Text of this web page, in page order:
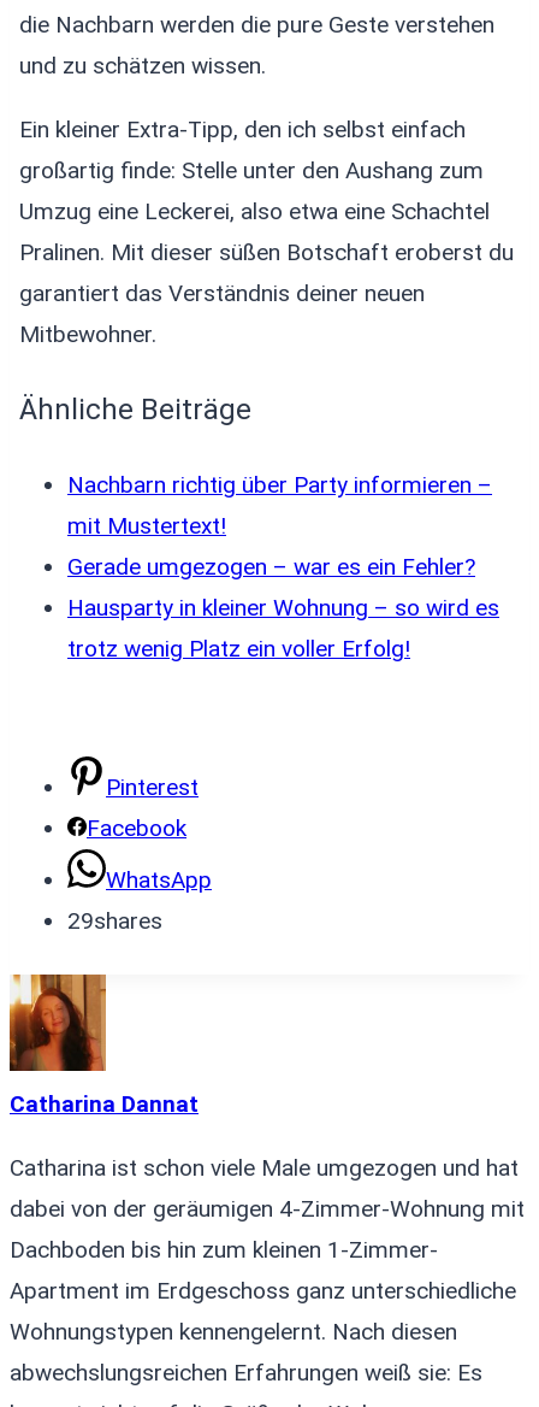
die Nachbarn werden die pure Geste verstehen
und zu schätzen wissen.
Ein kleiner Extra-Tipp, den ich selbst einfach
großartig finde: Stelle unter den Aushang zum
Umzug eine Leckerei, also etwa eine Schachtel
Pralinen. Mit dieser süßen Botschaft eroberst du
garantiert das Verständnis deiner neuen
Mitbewohner.
Ähnliche Beiträge
Nachbarn richtig über Party informieren –
mit Mustertext!
Gerade umgezogen – war es ein Fehler?
Hausparty in kleiner Wohnung – so wird es
trotz wenig Platz ein voller Erfolg!
Pinterest
Facebook
WhatsApp
29shares
Catharina Dannat
Catharina ist schon viele Male umgezogen und hat
dabei von der geräumigen 4-Zimmer-Wohnung mit
Dachboden bis hin zum kleinen 1-Zimmer-
Apartment im Erdgeschoss ganz unterschiedliche
Wohnungstypen kennengelernt. Nach diesen
abwechslungsreichen Erfahrungen weiß sie: Es